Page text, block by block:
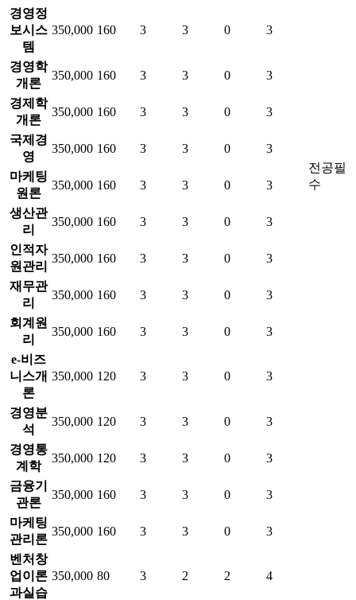
경영정
보시스
템
350,000 160 3 3 0 3
전공필
수
경영학
개론
350,000 160 3 3 0 3
경제학
개론
350,000 160 3 3 0 3
국제경
영
350,000 160 3 3 0 3
마케팅
원론
350,000 160 3 3 0 3
생산관
리
350,000 160 3 3 0 3
인적자
원관리
350,000 160 3 3 0 3
재무관
리
350,000 160 3 3 0 3
회계원
리
350,000 160 3 3 0 3
e-비즈
니스개
론
350,000 120 3 3 0 3
경영분
석
350,000 120 3 3 0 3
경영통
계학
350,000 120 3 3 0 3
금융기
관론
350,000 160 3 3 0 3
마케팅
관리론
350,000 160 3 3 0 3
벤처창
업이론
과실습
350,000 80 3 2 2 4